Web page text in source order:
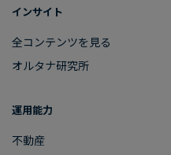
インサイト
全コンテンツを​見る
オルタナ研究所
運用能力
不動産